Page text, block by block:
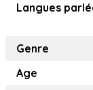
Langues
Genre
Age